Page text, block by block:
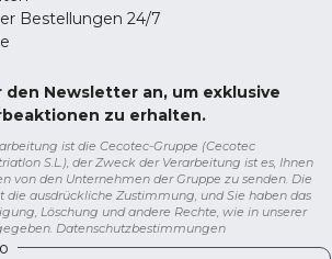
Bestellungen 24/7
den Newsletter an, um exklusive
zu erhalten.
ist die Cecotec-Gruppe (Cecotec
S.L.), der Zweck der Verarbeitung ist es, Ihnen
von den Unternehmen der Gruppe zu senden. Die
ausdrückliche Zustimmung, und Sie haben das
Löschung und andere Rechte, wie in unserer
Datenschutzbestimmungen